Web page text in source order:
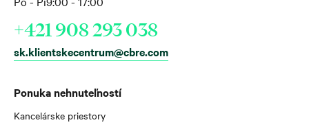
Ponuka nehnuteľností
Kancelárske priestory
+421 908 293 038
sk.klientskecentrum@cbre.com